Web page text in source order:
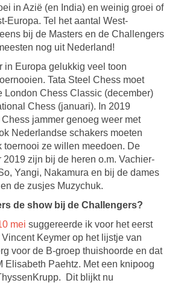
in Azië (en India) en weinig groei of
Europa. Tel het aantal West-
bij de Masters en de Challengers
nog uit Nederland!
in Europa gelukkig veel toon
Tata Steel Chess moet
London Chess Classic (december)
Chess (januari). In 2019
jammer genoeg weer met
Nederlandse schakers moeten
toernooi ze willen meedoen. De
2019 zijn bij de heren o.m. Vachier-
Yangi, Nakamura en bij de dames
de zusjes Muzychuk.
de show bij de Challengers?
mei suggereerde ik voor het eerst
Keymer op het lijstje van
voor de B-groep thuishoorde en dat
Elisabeth Paehtz. Met een knipoog
Dit blijkt nu